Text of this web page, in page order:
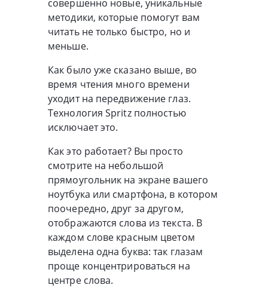
совершенно новые, уникальные
методики, которые помогут вам
читать не только быстро, но и
меньше.
Как было уже сказано выше, во
время чтения много времени
уходит на передвижение глаз.
Технология Spritz полностью
исключает это.
Как это работает? Вы просто
смотрите на небольшой
прямоугольник на экране вашего
ноутбука или смартфона, в котором
поочередно, друг за другом,
отображаются слова из текста. В
каждом слове красным цветом
выделена одна буква: так глазам
проще концентрироваться на
центре слова.